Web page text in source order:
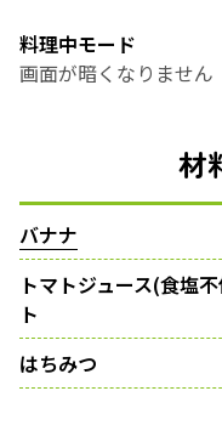
料理中モード
画面が暗くなりません
材
バナナ
トマトジュース(食塩
ト
はちみつ